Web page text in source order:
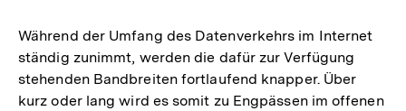
Während der Umfang des Datenverkehrs im Internet
ständig zunimmt, werden die dafür zur Verfügung
stehenden Bandbreiten fortlaufend knapper. Über
kurz oder lang wird es somit zu Engpässen im offenen